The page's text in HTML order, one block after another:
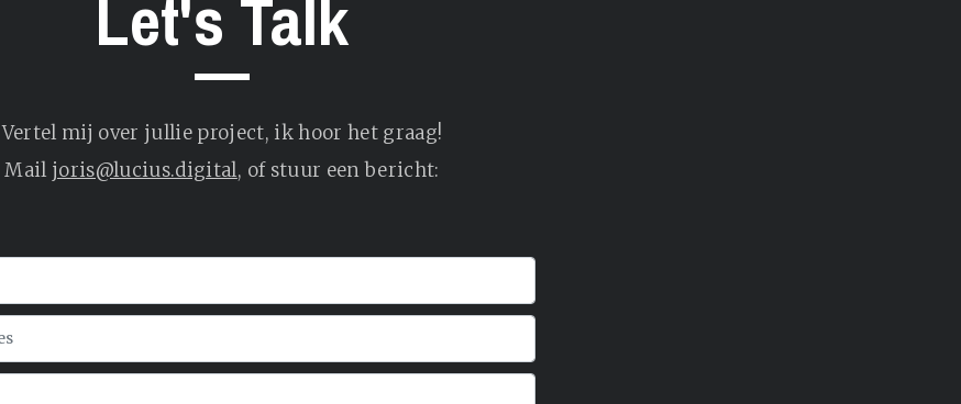
Let's Talk
Vertel mij over jullie project, ik hoor het graag!
Mail joris@lucius.digital, of stuur een bericht: